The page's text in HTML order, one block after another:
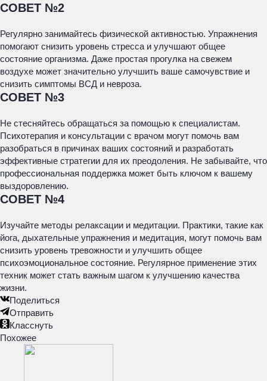
СОВЕТ №2
Регулярно занимайтесь физической активностью. Упражнения
помогают снизить уровень стресса и улучшают общее
состояние организма. Даже простая прогулка на свежем
воздухе может значительно улучшить ваше самочувствие и
снизить симптомы ВСД и невроза.
СОВЕТ №3
Не стесняйтесь обращаться за помощью к специалистам.
Психотерапия и консультации с врачом могут помочь вам
разобраться в причинах ваших состояний и разработать
эффективные стратегии для их преодоления. Не забывайте, что
профессиональная поддержка может быть ключом к вашему
выздоровлению.
СОВЕТ №4
Изучайте методы релаксации и медитации. Практики, такие как
йога, дыхательные упражнения и медитация, могут помочь вам
снизить уровень тревожности и улучшить общее
психоэмоциональное состояние. Регулярное применение этих
техник может стать важным шагом к улучшению качества
жизни.
Поделиться
Отправить
Класснуть
Похожее